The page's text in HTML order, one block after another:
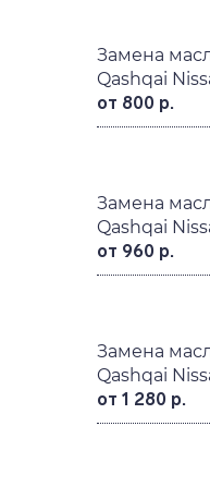
Замена
Qashqai
от 800 р.
Замена
Qashqai
от 960 р.
Замена
Qashqai
от 1 280 р.